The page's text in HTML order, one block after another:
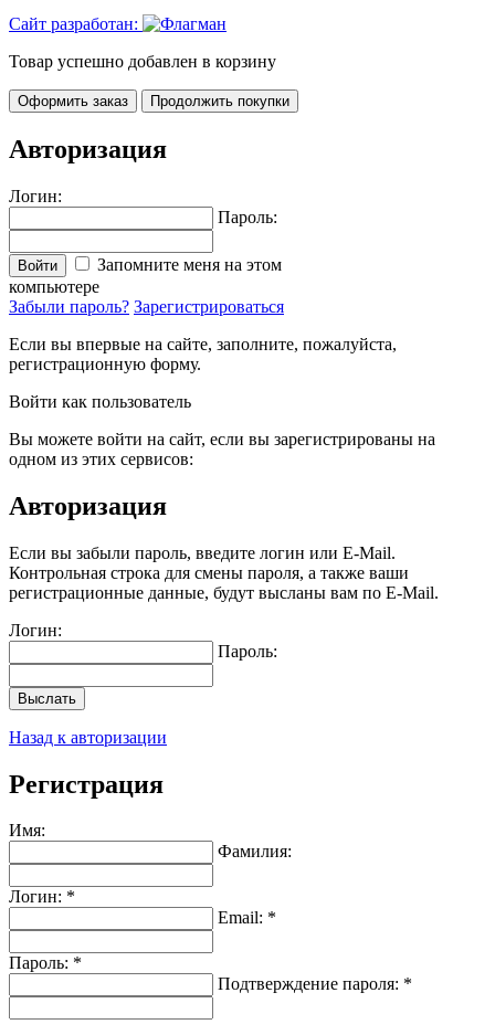
Сайт разработан:
Товар успешно добавлен в корзину
Оформить заказ Продолжить покупки
Авторизация
Логин:
Пароль:
Войти
Запомните меня на этом
компьютере
Забыли пароль? Зарегистрироваться
Если вы впервые на сайте, заполните, пожалуйста,
регистрационную форму.
Войти как пользователь
Вы можете войти на сайт, если вы зарегистрированы на
одном из этих сервисов:
Авторизация
Если вы забыли пароль, введите логин или E-Mail.
Контрольная строка для смены пароля, а также ваши
регистрационные данные, будут высланы вам по E-Mail.
Логин:
Пароль:
Выслать
Назад к авторизации
Регистрация
Имя:
Фамилия:
Логин: *
Email: *
Пароль: *
Подтверждение пароля: *